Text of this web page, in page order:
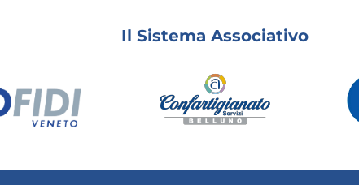
Il Sistema Associativo